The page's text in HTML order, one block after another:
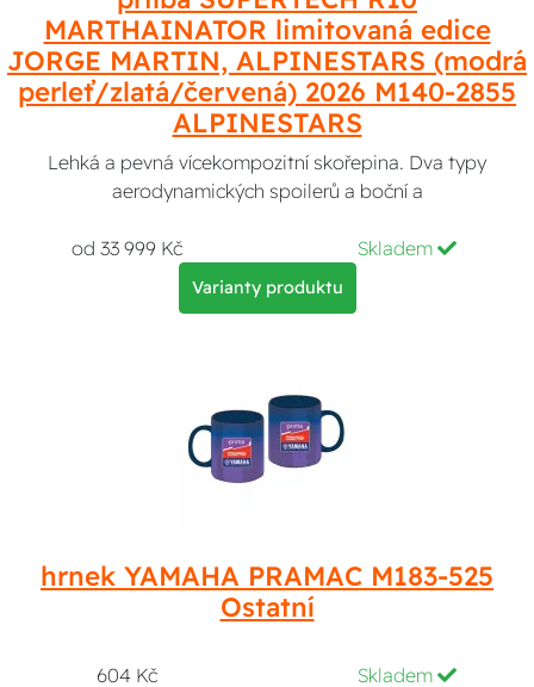
MARTHAINATOR limitovaná edice
JORGE MARTIN, ALPINESTARS (modrá
perleť/zlatá/červená) 2026 M140-2855
ALPINESTARS
Lehká a pevná vícekompozitní skořepina. Dva typy
aerodynamických spoilerů a boční a
od 33 999 Kč Skladem
Varianty produktu
hrnek YAMAHA PRAMAC M183-525
Ostatní
604 Kč Skladem